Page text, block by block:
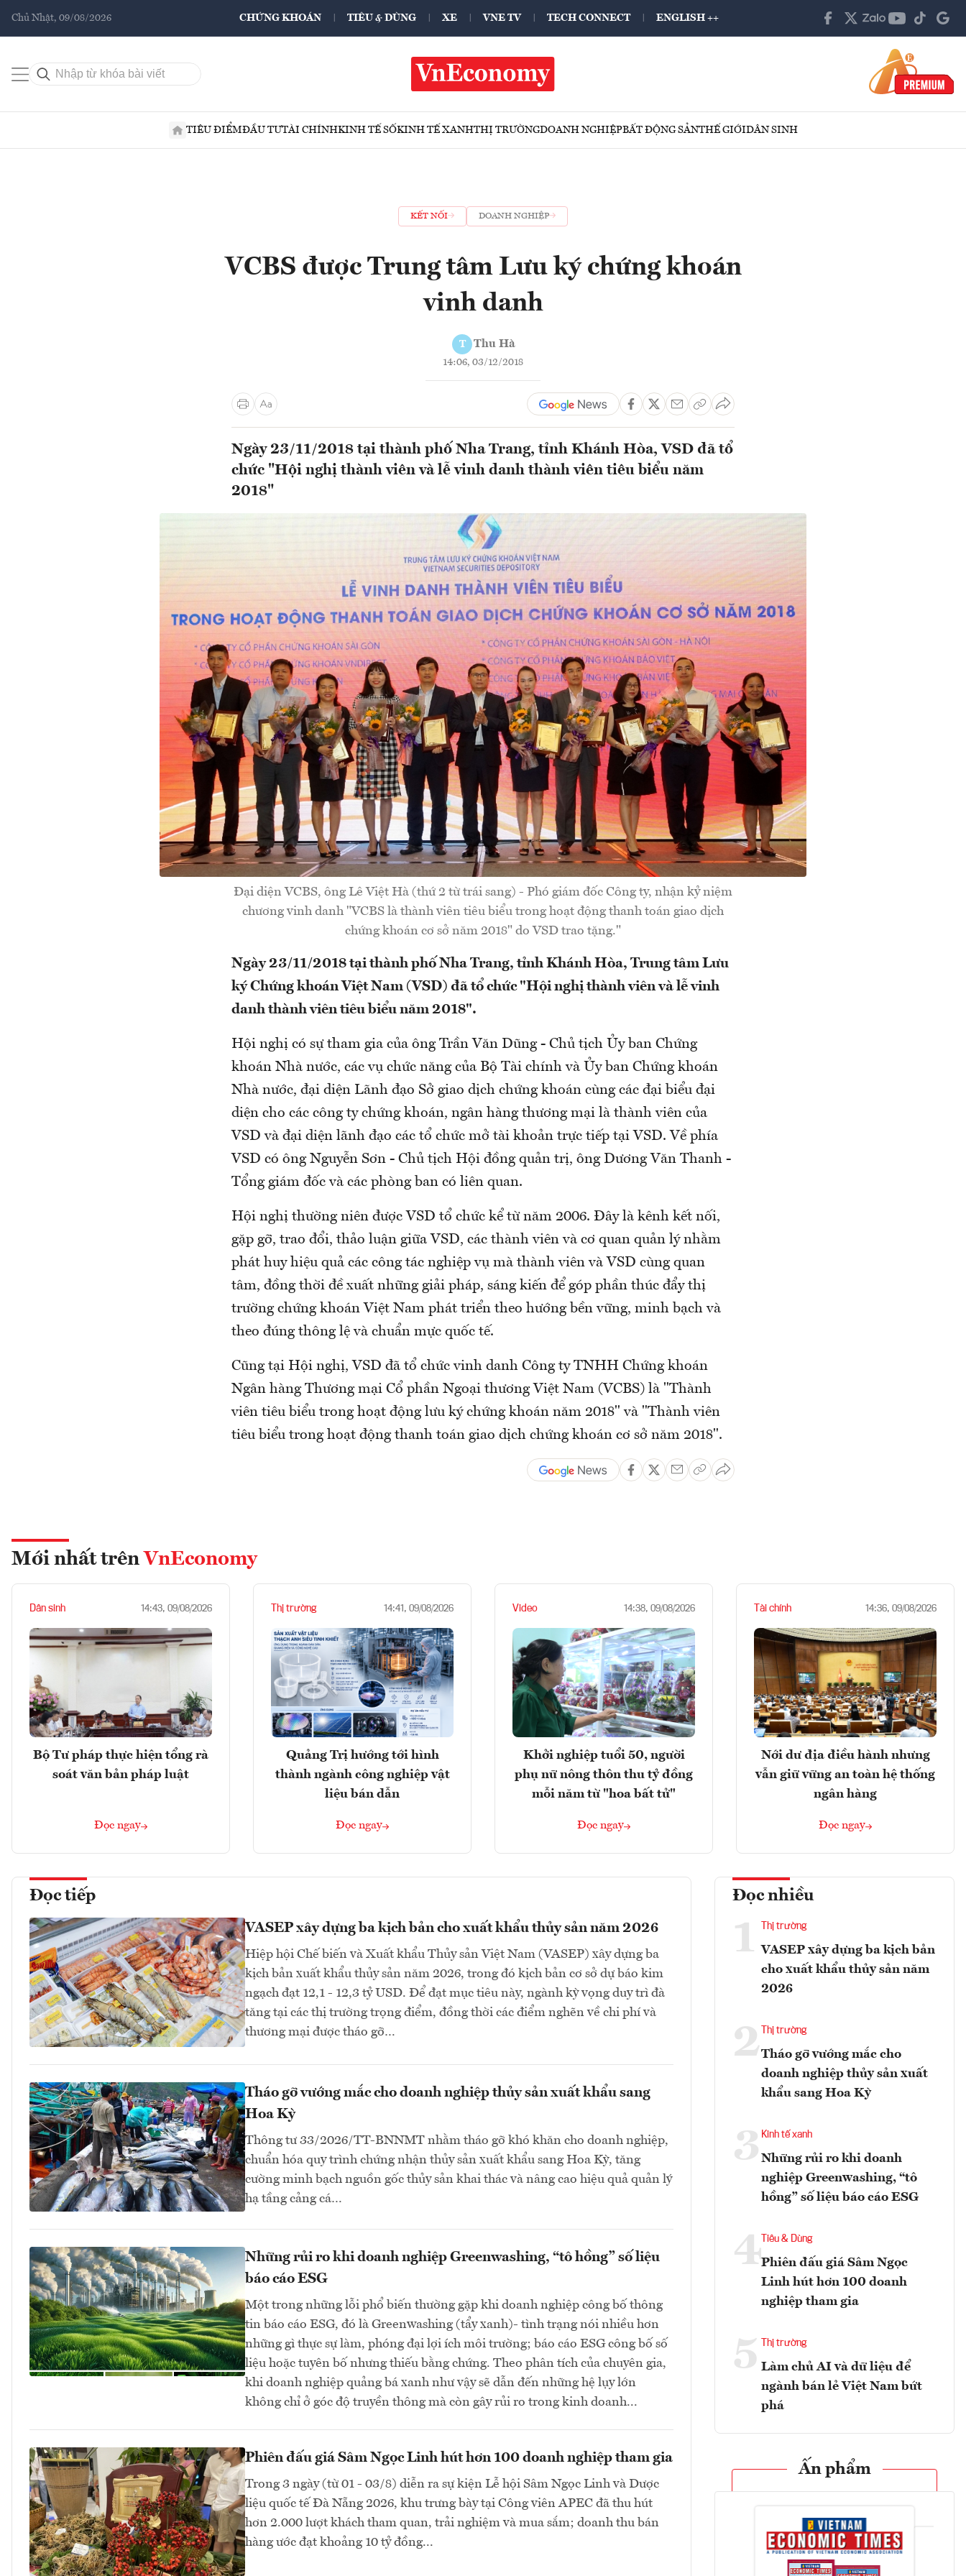
Chủ Nhật, 09/08/2026 CHỨNG KHOÁN TIÊU & DÙNG XE VNE TV TECH CONNECT ENGLISH ++
TIÊU ĐIỂMĐẦU TƯTÀI CHÍNHKINH TẾ SỐKINH TẾ XANHTHỊ TRƯỜNGDOANH NGHIỆPBẤT ĐỘNG SẢNTHẾ GIỚIDÂN SINH
KẾT NỐI DOANH NGHIỆP
VCBS được Trung tâm Lưu ký chứng khoán
vinh danh
T Thu Hà
14:06, 03/12/2018
Ngày 23/11/2018 tại thành phố Nha Trang, tỉnh Khánh Hòa, VSD đã tổ
chức "Hội nghị thành viên và lễ vinh danh thành viên tiêu biểu năm
2018"
Đại diện VCBS, ông Lê Việt Hà (thứ 2 từ trái sang) - Phó giám đốc Công ty, nhận kỷ niệm
chương vinh danh "VCBS là thành viên tiêu biểu trong hoạt động thanh toán giao dịch
chứng khoán cơ sở năm 2018" do VSD trao tặng."
Ngày 23/11/2018 tại thành phố Nha Trang, tỉnh Khánh Hòa, Trung tâm Lưu
ký Chứng khoán Việt Nam (VSD) đã tổ chức "Hội nghị thành viên và lễ vinh
danh thành viên tiêu biểu năm 2018".
Hội nghị có sự tham gia của ông Trần Văn Dũng - Chủ tịch Ủy ban Chứng
khoán Nhà nước, các vụ chức năng của Bộ Tài chính và Ủy ban Chứng khoán
Nhà nước, đại diện Lãnh đạo Sở giao dịch chứng khoán cùng các đại biểu đại
diện cho các công ty chứng khoán, ngân hàng thương mại là thành viên của
VSD và đại diện lãnh đạo các tổ chức mở tài khoản trực tiếp tại VSD. Về phía
VSD có ông Nguyễn Sơn - Chủ tịch Hội đồng quản trị, ông Dương Văn Thanh -
Tổng giám đốc và các phòng ban có liên quan.
Hội nghị thường niên được VSD tổ chức kể từ năm 2006. Đây là kênh kết nối,
gặp gỡ, trao đổi, thảo luận giữa VSD, các thành viên và cơ quan quản lý nhằm
phát huy hiệu quả các công tác nghiệp vụ mà thành viên và VSD cùng quan
tâm, đồng thời đề xuất những giải pháp, sáng kiến để góp phần thúc đẩy thị
trường chứng khoán Việt Nam phát triển theo hướng bền vững, minh bạch và
theo đúng thông lệ và chuẩn mực quốc tế.
Cũng tại Hội nghị, VSD đã tổ chức vinh danh Công ty TNHH Chứng khoán
Ngân hàng Thương mại Cổ phần Ngoại thương Việt Nam (VCBS) là "Thành
viên tiêu biểu trong hoạt động lưu ký chứng khoán năm 2018" và "Thành viên
tiêu biểu trong hoạt động thanh toán giao dịch chứng khoán cơ sở năm 2018".
Mới nhất trên VnEconomy
Dân sinh 14:43, 09/08/2026
Bộ Tư pháp thực hiện tổng rà
soát văn bản pháp luật
Đọc ngay
Thị trường 14:41, 09/08/2026
Quảng Trị hướng tới hình
thành ngành công nghiệp vật
liệu bán dẫn
Đọc ngay
Video 14:38, 09/08/2026
Khởi nghiệp tuổi 50, người
phụ nữ nông thôn thu tỷ đồng
mỗi năm từ "hoa bất tử"
Đọc ngay
Tài chính 14:36, 09/08/2026
Nới dư địa điều hành nhưng
vẫn giữ vững an toàn hệ thống
ngân hàng
Đọc ngay
Đọc tiếp
VASEP xây dựng ba kịch bản cho xuất khẩu thủy sản năm 2026
Hiệp hội Chế biến và Xuất khẩu Thủy sản Việt Nam (VASEP) xây dựng ba
kịch bản xuất khẩu thủy sản năm 2026, trong đó kịch bản cơ sở dự báo kim
ngạch đạt 12,1 - 12,3 tỷ USD. Để đạt mục tiêu này, ngành kỳ vọng duy trì đà
tăng tại các thị trường trọng điểm, đồng thời các điểm nghẽn về chi phí và
thương mại được tháo gỡ…
Tháo gỡ vướng mắc cho doanh nghiệp thủy sản xuất khẩu sang
Hoa Kỳ
Thông tư 33/2026/TT-BNNMT nhằm tháo gỡ khó khăn cho doanh nghiệp,
chuẩn hóa quy trình chứng nhận thủy sản xuất khẩu sang Hoa Kỳ, tăng
cường minh bạch nguồn gốc thủy sản khai thác và nâng cao hiệu quả quản lý
hạ tầng cảng cá…
Những rủi ro khi doanh nghiệp Greenwashing, “tô hồng” số liệu
báo cáo ESG
Một trong những lỗi phổ biến thường gặp khi doanh nghiệp công bố thông
tin báo cáo ESG, đó là Greenwashing (tẩy xanh)- tình trạng nói nhiều hơn
những gì thực sự làm, phóng đại lợi ích môi trường; báo cáo ESG công bố số
liệu hoặc tuyên bố nhưng thiếu bằng chứng. Theo phân tích của chuyên gia,
khi doanh nghiệp quảng bá xanh như vậy sẽ dẫn đến những hệ lụy lớn
không chỉ ở góc độ truyền thông mà còn gây rủi ro trong kinh doanh...
Phiên đấu giá Sâm Ngọc Linh hút hơn 100 doanh nghiệp tham gia
Trong 3 ngày (từ 01 - 03/8) diễn ra sự kiện Lễ hội Sâm Ngọc Linh và Dược
liệu quốc tế Đà Nẵng 2026, khu trưng bày tại Công viên APEC đã thu hút
hơn 2.000 lượt khách tham quan, trải nghiệm và mua sắm; doanh thu bán
hàng ước đạt khoảng 10 tỷ đồng...
Đọc nhiều
1 Thị trường
VASEP xây dựng ba kịch bản
cho xuất khẩu thủy sản năm
2026
2 Thị trường
Tháo gỡ vướng mắc cho
doanh nghiệp thủy sản xuất
khẩu sang Hoa Kỳ
3 Kinh tế xanh
Những rủi ro khi doanh
nghiệp Greenwashing, “tô
hồng” số liệu báo cáo ESG
4 Tiêu & Dùng
Phiên đấu giá Sâm Ngọc
Linh hút hơn 100 doanh
nghiệp tham gia
5 Thị trường
Làm chủ AI và dữ liệu để
ngành bán lẻ Việt Nam bứt
phá
Ấn phẩm